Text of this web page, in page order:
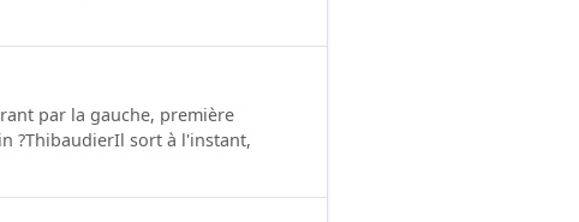
par la gauche, première
?ThibaudierIl sort à l'instant,